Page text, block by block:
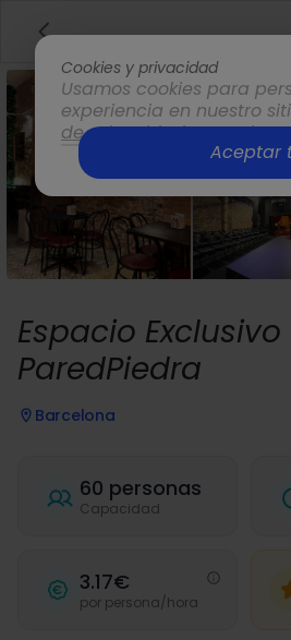
Espacio Exclusivo
ParedPiedra
Barcelona
60 personas
Capacidad
3.17€
por persona/hora
Cookies y privacidad
Usamos cookies para
experiencia en nuestro
de privacidadpara
Aceptar